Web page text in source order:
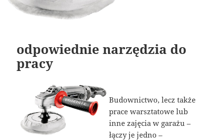
odpowiednie narzędzia do
pracy
Budownictwo, lecz także
prace warsztatowe lub
inne zajęcia w garażu –
łączy je jedno –